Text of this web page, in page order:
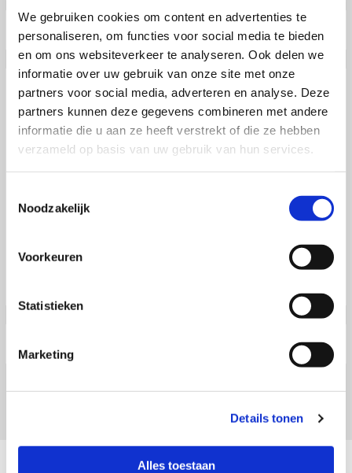
We gebruiken cookies om content en advertenties te
personaliseren, om functies voor social media te bieden
en om ons websiteverkeer te analyseren. Ook delen we
informatie over uw gebruik van onze site met onze
partners voor social media, adverteren en analyse. Deze
partners kunnen deze gegevens combineren met andere
informatie die u aan ze heeft verstrekt of die ze hebben
verzameld op basis van uw gebruik van hun services.
Noodzakelijk
Voorkeuren
Statistieken
Marketing
Details tonen
Alles toestaan
Pakket 2
€429
4 Rijlessen (60 minuten)
Theorieboeken
Theorie-examen